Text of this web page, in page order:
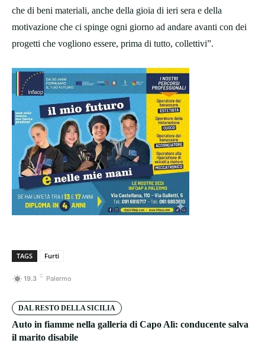
che di beni materiali, anche della gioia di ieri sera e della
motivazione che ci spinge ogni giorno ad andare avanti con dei
progetti che vogliono essere, prima di tutto, collettivi”.
TAGS Furti
19.3 C Palermo
DAL RESTO DELLA SICILIA
Auto in fiamme nella galleria di Capo Alì: conducente salva
il marito disabile